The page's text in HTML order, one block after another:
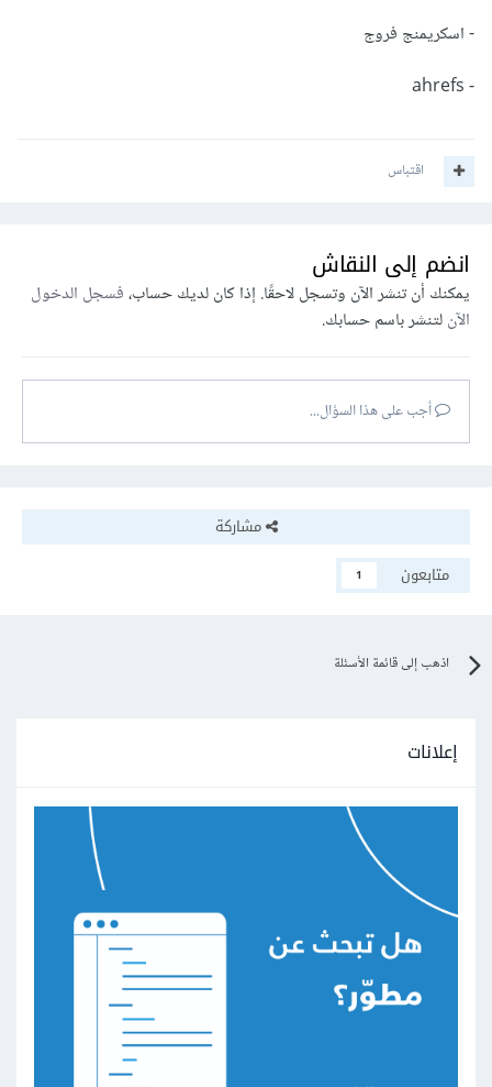
- اسكريمنج فروج
- ahrefs
اقتباس
انضم إلى النقاش
يمكنك أن تنشر الآن وتسجل لاحقًا. إذا كان لديك حساب،فسجل الدخول
الآنلتنشر باسم حسابك.
أجب على هذا السؤال...
مشاركة
متابعون
1
اذهب إلى قائمة الأسئلة
إعلانات